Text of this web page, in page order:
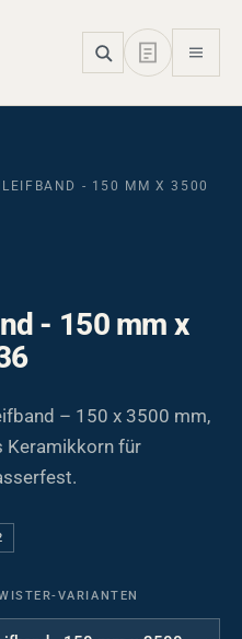
- 150 MM X 3500
- 150 mm x
– 150 x 3500 mm,
Keramikkorn für
VARIANTEN